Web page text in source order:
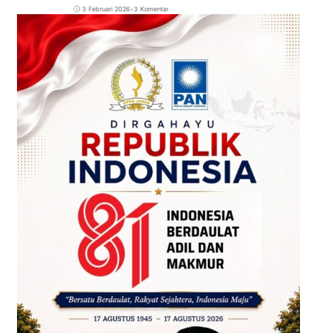
3 Februari 2026•3 Komentar